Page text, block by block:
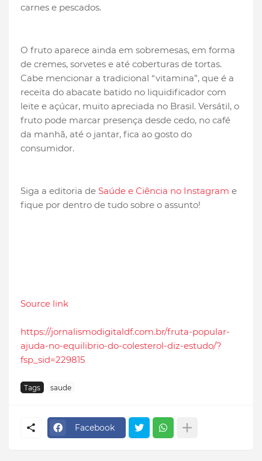
carnes e pescados.
O fruto aparece ainda em sobremesas, em forma
de cremes, sorvetes e até coberturas de tortas.
Cabe mencionar a tradicional “vitamina”, que é a
receita do abacate batido no liquidificador com
leite e açúcar, muito apreciada no Brasil. Versátil, o
fruto pode marcar presença desde cedo, no café
da manhã, até o jantar, fica ao gosto do
consumidor.
Siga a editoria de Saúde e Ciência no Instagram e
fique por dentro de tudo sobre o assunto!
Source link
https://jornalismodigitaldf.com.br/fruta-popular-
ajuda-no-equilibrio-do-colesterol-diz-estudo/?
fsp_sid=229815
Tags saude
Facebook